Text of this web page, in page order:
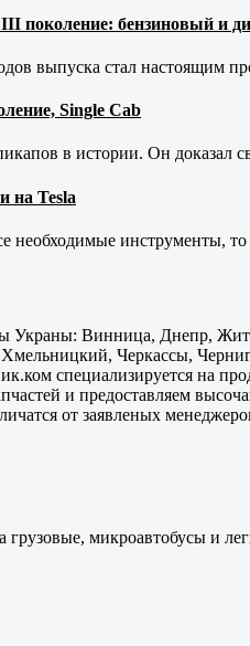
поколение: бензиновый и
выпуска стал настоящим
Single Cab
в истории. Он доказал
на Tesla
необходимые инструменты,
Украны: Винница, Днепр,
Черкассы,
специализируется на
и предоставляем
от заявленых
грузовые, микроавтобусы и